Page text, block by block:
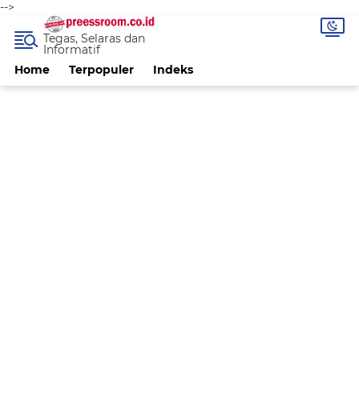
-->
Home Terpopuler Indeks
Tegas, Selaras dan
Informatif